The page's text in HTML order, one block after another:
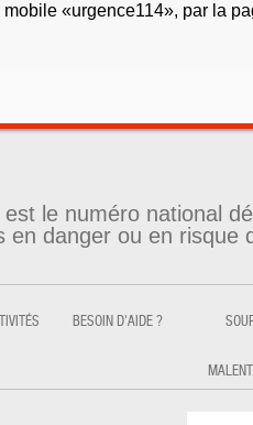
mobile «urgence114», par la
est le numéro national
en danger ou en risque
BESOIN D'AIDE ?